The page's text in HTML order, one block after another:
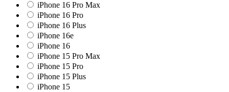
iPhone 16 Pro Max
iPhone 16 Pro
iPhone 16 Plus
iPhone 16e
iPhone 16
iPhone 15 Pro Max
iPhone 15 Pro
iPhone 15 Plus
iPhone 15